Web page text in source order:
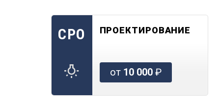
СРО ПРОЕКТИРОВАНИЕ
от 10 000₽